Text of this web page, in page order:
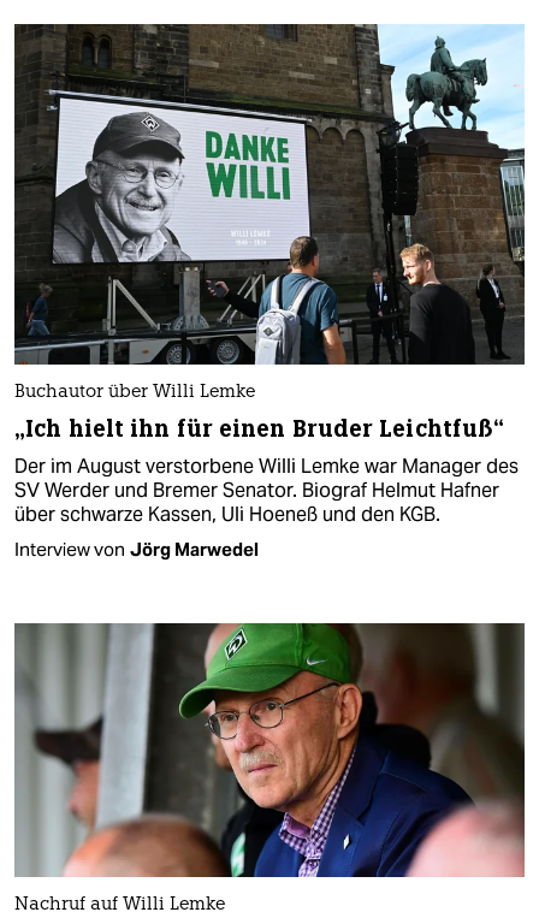
Buchautor über Willi Lemke
„Ich hielt ihn für einen Bruder Leichtfuß“
Der im August verstorbene Willi Lemke war Manager des
SV Werder und Bremer Senator. Biograf Helmut Hafner
über schwarze Kassen, Uli Hoeneß und den KGB.
Interview von Jörg Marwedel
Nachruf auf Willi Lemke